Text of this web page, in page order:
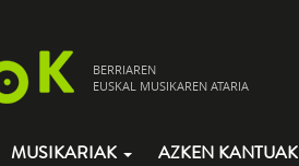
BERRIAREN
EUSKAL MUSIKAREN ATARIA
MUSIKARIAK AZKEN KANTUAK